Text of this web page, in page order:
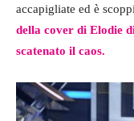
accapigliate ed è
della cover di Elodie
scatenato il caos.